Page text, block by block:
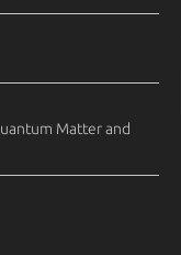
Matter and